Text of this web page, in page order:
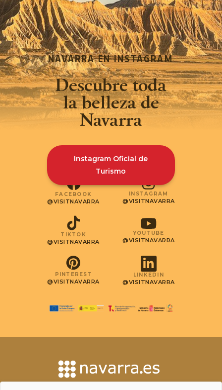
NAVARRA EN INSTAGRAM
Descubre toda
la belleza de
Navarra
Instagram Oficial de
Turismo
FACEBOOK
@VISITNAVARRA
INSTAGRAM
@VISITNAVARRA
TIKTOK
@VISITNAVARRA
YOUTUBE
@VISITNAVARRA
PINTEREST
@VISITNAVARRA
LINKEDIN
@VISITNAVARRA